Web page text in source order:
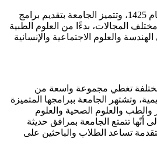
تأسست جامعة لوفان في عام 1425، وتتميز الجامعة بتقديم برامج
المجالات، بدءًا من العلوم الطبية
والعلوم الاجتماعية والإنسانية
لوفان 15 كلية مختلفة تغطي مجموعة واسعة من
وتشتهر الجامعة ببرامجها المتميزة
والطب والعلوم الصحية والعلوم
أنّها تتمتع الجامعة بمرافق حديثة
تساعد الطلاب والباحثين على